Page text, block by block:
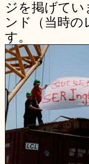
ジを掲げて
ンド（当時の
す。